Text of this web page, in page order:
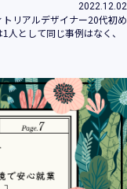
責任者 安部 洋平
エスファーストビ
く9:00～18:00）
2022.12.02
リアルデザイナー20代初め
人として同じ事例はなく、